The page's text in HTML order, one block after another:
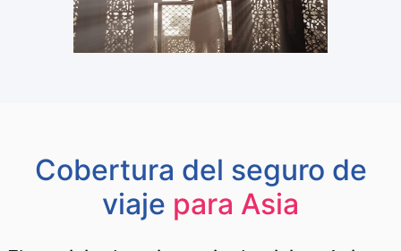
Cobertura del seguro de
viaje para Asia